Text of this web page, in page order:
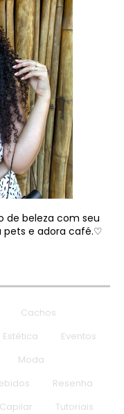
de beleza com seu
pets e adora café.♡
Cachos
Estética
Eventos
Moda
Resenha
Tutoriais